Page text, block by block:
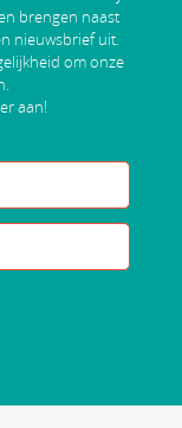
brengen naast
nieuwsbrief uit.
om onze
aan!